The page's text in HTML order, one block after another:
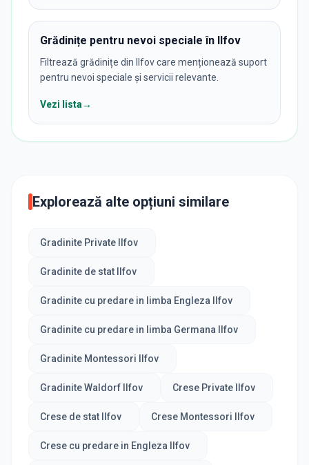
Grădinițe pentru nevoi speciale în Ilfov
Filtrează grădinițe din Ilfov care menționează suport
pentru nevoi speciale și servicii relevante.
Vezi lista→
Explorează alte opțiuni similare
Gradinite Private Ilfov
Gradinite de stat Ilfov
Gradinite cu predare in limba Engleza Ilfov
Gradinite cu predare in limba Germana Ilfov
Gradinite Montessori Ilfov
Gradinite Waldorf Ilfov Crese Private Ilfov
Crese de stat Ilfov Crese Montessori Ilfov
Crese cu predare in Engleza Ilfov